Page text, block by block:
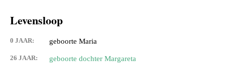
Levensloop
0 JAAR: geboorte Maria
26 JAAR: geboorte dochter Margareta